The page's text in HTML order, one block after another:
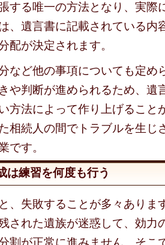
する唯一の方法となり、実際
、遺言書に記載されている内
配が決定されます。
など他の事項についても定め
や判断が進められるため、遺
方法によって作り上げること
相続人の間でトラブルを生じ
です。
は練習を何度も行う
、失敗することが多々ありま
された遺族が迷惑して、効力
割が正常に進みません。そこ